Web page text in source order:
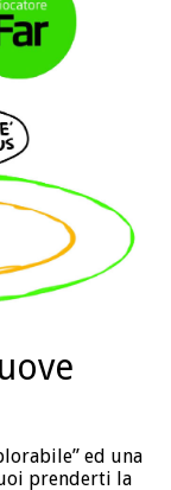
ed una
prenderti la